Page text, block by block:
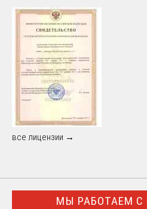
все лицензии →
МЫ РАБОТАЕМ С